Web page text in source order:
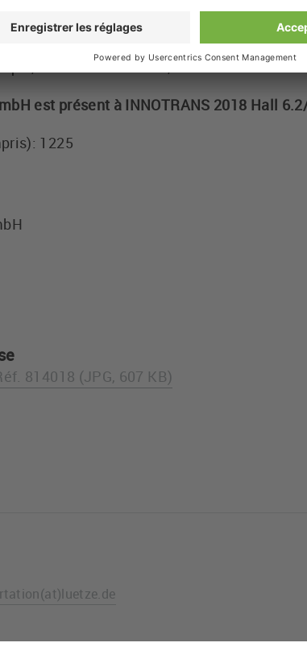
fonctionnement permanent, dans une
LÜTZE est 100 % adapté au secteur
chocs et vibrations, CEM et la norme
est présent à INNOTRANS 2018 Hall
1225
814018 (JPG, 607 KB)
(at)luetze.de